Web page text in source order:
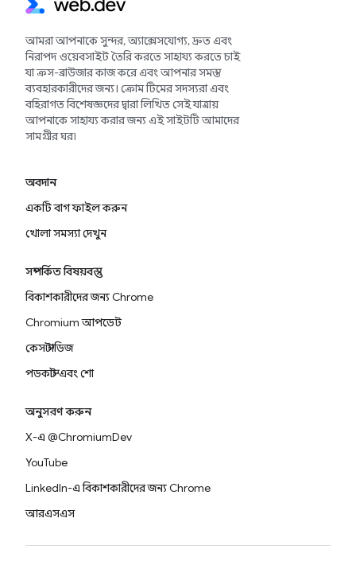
আমরা আপনাকে সুন্দর, অ্যাক্সেসযোগ্য, দ্রুত এবং
নিরাপদ ওয়েবসাইট তৈরি করতে সাহায্য করতে চাই
যা ক্রস-ব্রাউজার কাজ করে এবং আপনার সমস্ত
ব্যবহারকারীদের জন্য। ক্রোম টিমের সদস্যরা এবং
বহিরাগত বিশেষজ্ঞদের দ্বারা লিখিত সেই যাত্রায়
আপনাকে সাহায্য করার জন্য এই সাইটটি আমাদের
সামগ্রীর ঘর৷
অবদান
একটি বাগ ফাইল করুন
খোলা সমস্যা দেখুন
সম্পর্কিত বিষয়বস্তু
বিকাশকারীদের জন্য Chrome
Chromium আপডেট
কেস স্টাডিজ
পডকাস্ট এবং শো
অনুসরণ করুন
X-এ @ChromiumDev
YouTube
LinkedIn-এ বিকাশকারীদের জন্য Chrome
আরএসএস